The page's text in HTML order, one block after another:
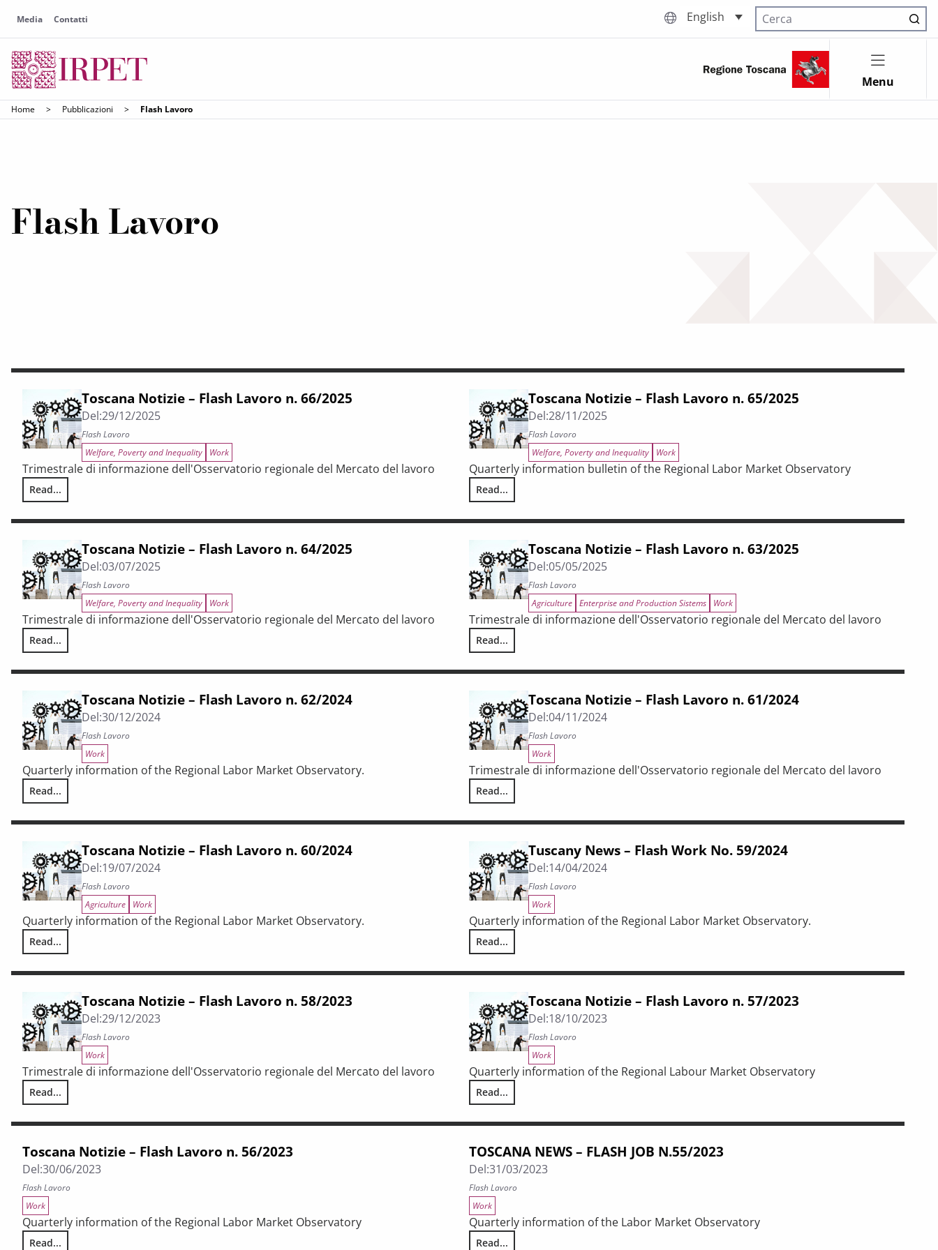
Media Contatti English
Cerca nel sito
Menu
Home > Pubblicazioni > Flash Lavoro
Flash Lavoro
Toscana Notizie – Flash Lavoro n. 66/2025
Del:29/12/2025
Flash Lavoro
Welfare, Poverty and Inequality
Work
Trimestrale di informazione dell'Osservatorio regionale del Mercato del lavoro
Read...
Toscana Notizie – Flash Lavoro n. 66/2025
Toscana Notizie – Flash Lavoro n. 65/2025
Del:28/11/2025
Flash Lavoro
Welfare, Poverty and Inequality
Work
Quarterly information bulletin of the Regional Labor Market Observatory
Read...
Toscana Notizie – Flash Lavoro n. 65/2025
Toscana Notizie – Flash Lavoro n. 64/2025
Del:03/07/2025
Flash Lavoro
Welfare, Poverty and Inequality
Work
Trimestrale di informazione dell'Osservatorio regionale del Mercato del lavoro
Read...
Toscana Notizie – Flash Lavoro n. 64/2025
Toscana Notizie – Flash Lavoro n. 63/2025
Del:05/05/2025
Flash Lavoro
Agriculture Enterprise and Production Sistems Work
Trimestrale di informazione dell'Osservatorio regionale del Mercato del lavoro
Read...
Toscana Notizie – Flash Lavoro n. 63/2025
Toscana Notizie – Flash Lavoro n. 62/2024
Del:30/12/2024
Flash Lavoro
Work
Quarterly information of the Regional Labor Market Observatory.
Read...
Toscana Notizie – Flash Lavoro n. 62/2024
Toscana Notizie – Flash Lavoro n. 61/2024
Del:04/11/2024
Flash Lavoro
Work
Trimestrale di informazione dell'Osservatorio regionale del Mercato del lavoro
Read...
Toscana Notizie – Flash Lavoro n. 61/2024
Toscana Notizie – Flash Lavoro n. 60/2024
Del:19/07/2024
Flash Lavoro
Agriculture
Work
Quarterly information of the Regional Labor Market Observatory.
Read...
Toscana Notizie – Flash Lavoro n. 60/2024
Tuscany News – Flash Work No. 59/2024
Del:14/04/2024
Flash Lavoro
Work
Quarterly information of the Regional Labor Market Observatory.
Read...
Tuscany News – Flash Work No. 59/2024
Toscana Notizie – Flash Lavoro n. 58/2023
Del:29/12/2023
Flash Lavoro
Work
Trimestrale di informazione dell'Osservatorio regionale del Mercato del lavoro
Read...
Toscana Notizie – Flash Lavoro n. 58/2023
Toscana Notizie – Flash Lavoro n. 57/2023
Del:18/10/2023
Flash Lavoro
Work
Quarterly information of the Regional Labour Market Observatory
Read...
Toscana Notizie – Flash Lavoro n. 57/2023
Toscana Notizie – Flash Lavoro n. 56/2023
Del:30/06/2023
Flash Lavoro
Work
Quarterly information of the Regional Labor Market Observatory
Read...
TOSCANA NEWS – FLASH JOB N.55/2023
Del:31/03/2023
Flash Lavoro
Work
Quarterly information of the Labor Market Observatory
Read...